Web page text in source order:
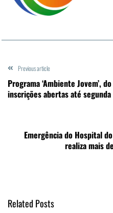
Previous article
Programa ‘Ambiente Jovem’,
inscrições abertas até
Emergência do Hospital
realiza mais
Related Posts